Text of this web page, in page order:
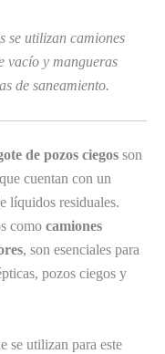
se utilizan camiones
vacío y mangueras
de saneamiento.
de pozos ciegos son
cuentan con un
líquidos residuales.
como camiones
, son esenciales para
pozos ciegos y
se utilizan para este